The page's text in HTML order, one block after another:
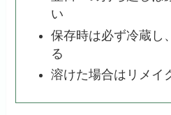
い
保存時は必ず冷蔵し
る
溶けた場合はリメイ